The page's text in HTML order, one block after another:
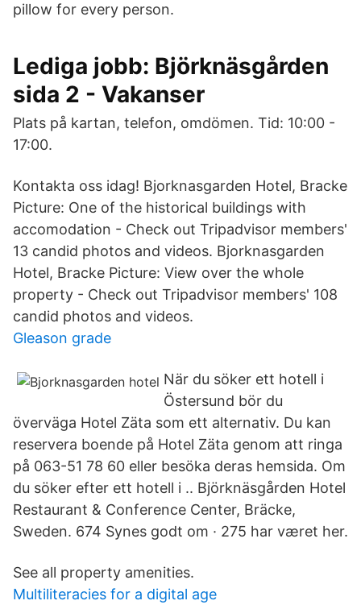
pillow for every person.
Lediga jobb: Björknäsgården
sida 2 - Vakanser
Plats på kartan, telefon, omdömen. Tid: 10:00 -
17:00.
Kontakta oss idag! Bjorknasgarden Hotel, Bracke
Picture: One of the historical buildings with
accomodation - Check out Tripadvisor members'
13 candid photos and videos. Bjorknasgarden
Hotel, Bracke Picture: View over the whole
property - Check out Tripadvisor members' 108
candid photos and videos.
Gleason grade
När du söker ett hotell i
Östersund bör du
överväga Hotel Zäta som ett alternativ. Du kan
reservera boende på Hotel Zäta genom att ringa
på 063-51 78 60 eller besöka deras hemsida. Om
du söker efter ett hotell i .. Björknäsgården Hotel
Restaurant & Conference Center, Bräcke,
Sweden. 674 Synes godt om · 275 har været her.
See all property amenities.
Multiliteracies for a digital age